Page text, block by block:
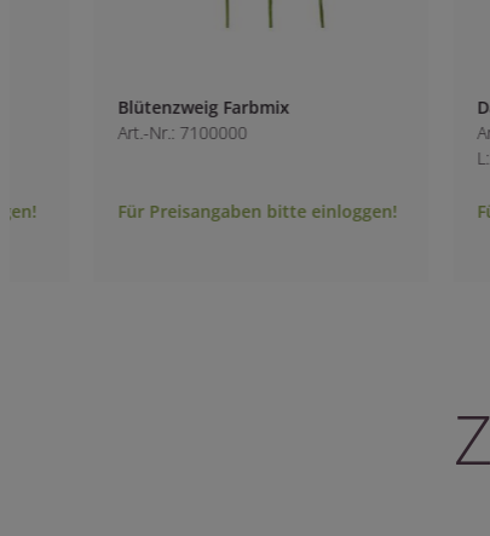
Blütenzweig Farbmix
Art.-Nr.: 7100000
Für Preisangaben bitte einloggen!
Daisy
Art.-Nr.:
Für